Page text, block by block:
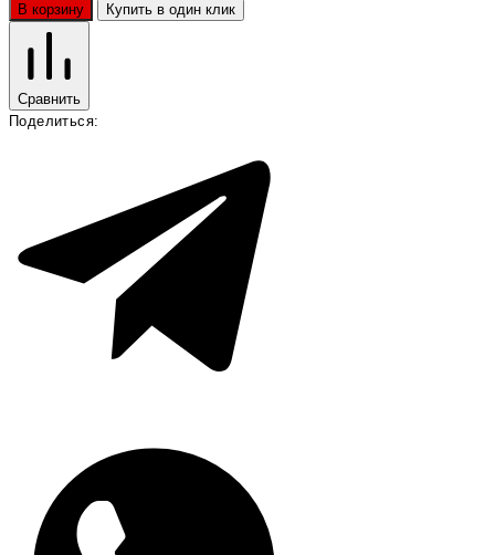
В корзину
Купить в один клик
Сравнить
Поделиться: